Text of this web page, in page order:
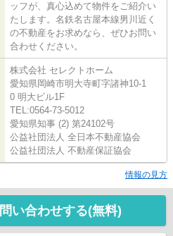
ッフが、真心込めて物件をご紹介い
たします。名鉄名古屋本線男川近く
の不動産をお求めなら、ぜひお問い
合わせください。
株式会社 セレクトホーム
愛知県岡崎市明大寺町字諸神10-1
0 明大ビル1F
TEL:0564-73-5012
愛知県知事 (2) 第24102号
公益社団法人 全日本不動産協会
公益社団法人 不動産保証協会
情報の見方
い合わせする(無料)